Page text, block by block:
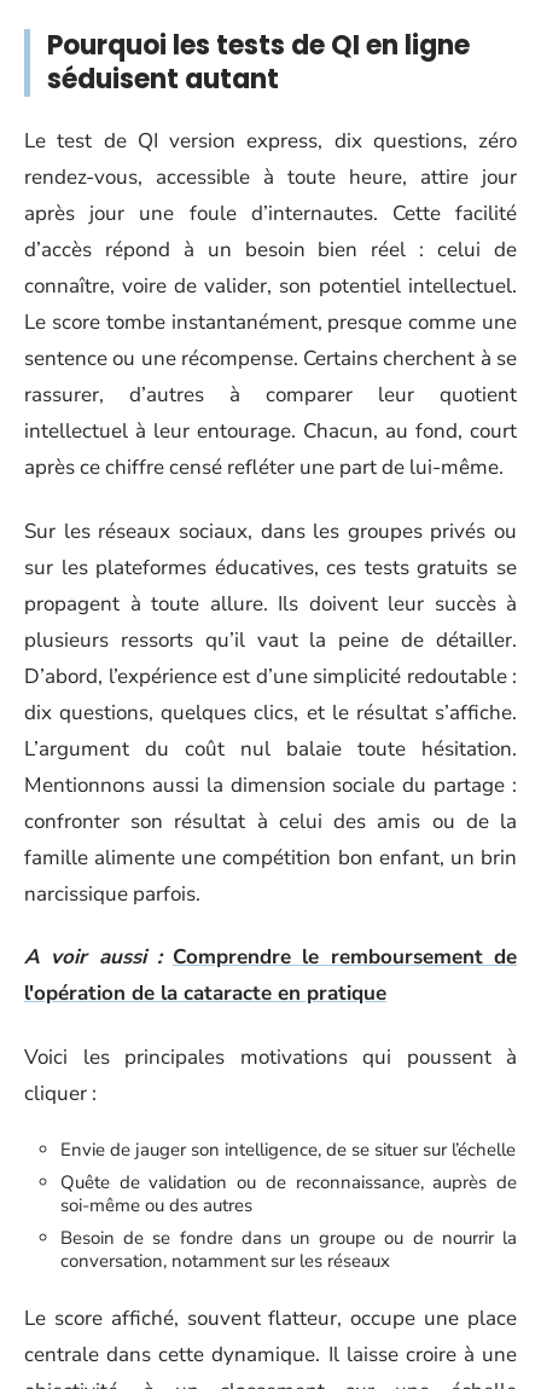
Pourquoi les tests de QI en ligne
séduisent autant
Le test de QI version express, dix questions, zéro
rendez-vous, accessible à toute heure, attire jour
après jour une foule d’internautes. Cette facilité
d’accès répond à un besoin bien réel : celui de
connaître, voire de valider, son potentiel intellectuel.
Le score tombe instantanément, presque comme une
sentence ou une récompense. Certains cherchent à se
rassurer, d’autres à comparer leur quotient
intellectuel à leur entourage. Chacun, au fond, court
après ce chiffre censé refléter une part de lui-même.
Sur les réseaux sociaux, dans les groupes privés ou
sur les plateformes éducatives, ces tests gratuits se
propagent à toute allure. Ils doivent leur succès à
plusieurs ressorts qu’il vaut la peine de détailler.
D’abord, l’expérience est d’une simplicité redoutable :
dix questions, quelques clics, et le résultat s’affiche.
L’argument du coût nul balaie toute hésitation.
Mentionnons aussi la dimension sociale du partage :
confronter son résultat à celui des amis ou de la
famille alimente une compétition bon enfant, un brin
narcissique parfois.
A voir aussi : Comprendre le remboursement de
l'opération de la cataracte en pratique
Voici les principales motivations qui poussent à
cliquer :
Envie de jauger son intelligence, de se situer sur l’échelle
Quête de validation ou de reconnaissance, auprès de
soi-même ou des autres
Besoin de se fondre dans un groupe ou de nourrir la
conversation, notamment sur les réseaux
Le score affiché, souvent flatteur, occupe une place
centrale dans cette dynamique. Il laisse croire à une